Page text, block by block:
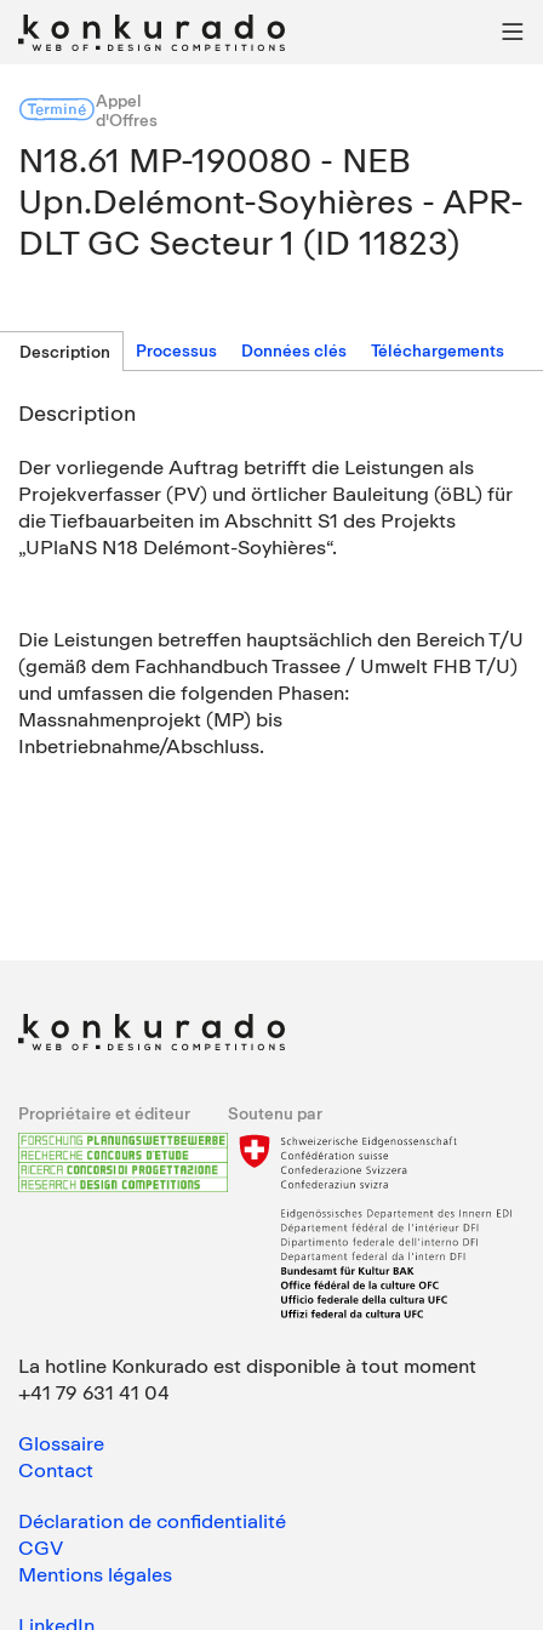

TerminéAppel
d'Offres
N18.61 MP-190080 - NEB
Upn.Delémont-Soyhières - APR-
DLT GC Secteur 1 (ID 11823)
Description Processus Données clés Téléchargements
Description
Der vorliegende Auftrag betrifft die Leistungen als
Projekverfasser (PV) und örtlicher Bauleitung (öBL) für
die Tiefbauarbeiten im Abschnitt S1 des Projekts
„UPlaNS N18 Delémont-Soyhières“.
Die Leistungen betreffen hauptsächlich den Bereich T/U
(gemäß dem Fachhandbuch Trassee / Umwelt FHB T/U)
und umfassen die folgenden Phasen:
Massnahmenprojekt (MP) bis
Inbetriebnahme/Abschluss.
Propriétaire et éditeur Soutenu par
La hotline Konkurado est disponible à tout moment
+41 79 631 41 04
Glossaire
Contact
Déclaration de confidentialité
CGV
Mentions légales
LinkedIn